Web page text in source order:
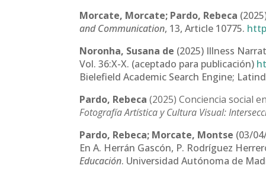
Morcate, Morcate; Pardo, Rebeca
and Communication, 13, Article 10775.
Noronha, Susana de (2025) Illness
Vol. 36:X-X. (aceptado para publicación)
Bielefield Academic Search Engine;
Pardo, Rebeca (2025) Conciencia social
Fotografía Artística y Cultura Visual:
Pardo, Rebeca; Morcate, Montse (03/
En A. Herrán Gascón, P. Rodríguez
Educación. Universidad Autónoma de